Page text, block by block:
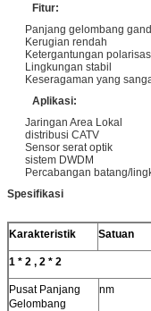
Fitur:
Panjang gelombang
Kerugian rendah
Ketergantungan
Lingkungan stabil
Keseragaman yang
Aplikasi:
Jaringan Area Lokal
distribusi CATV
Sensor serat optik
sistem DWDM
Percabangan batang/
Spesifikasi
Karakteristik Satuan
1 * 2 , 2 * 2
Pusat Panjang
Gelombang
nm